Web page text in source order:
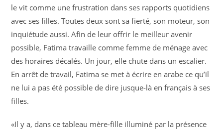
le vit comme une frustration dans ses rapports quotidiens
avec ses filles. Toutes deux sont sa fierté, son moteur, son
inquiétude aussi. Afin de leur offrir le meilleur avenir
possible, Fatima travaille comme femme de ménage avec
des horaires décalés. Un jour, elle chute dans un escalier.
En arrêt de travail, Fatima se met à écrire en arabe ce qu’il
ne lui a pas été possible de dire jusque-là en français à ses
filles.
«Il y a, dans ce tableau mère-fille illuminé par la présence